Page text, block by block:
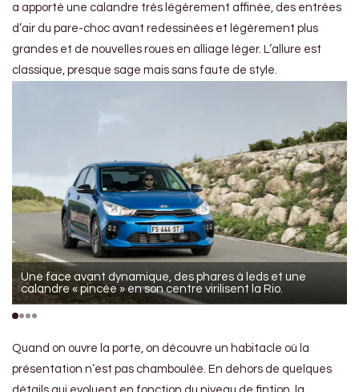
a apporté une calandre très légèrement affinée, des entrées
d’air du pare-choc avant redessinées et légèrement plus
grandes et de nouvelles roues en alliage léger. L’allure est
classique, presque sage mais sans faute de style.
Une face avant dynamique, des phares à leds et une
calandre « pincée » en son centre virilisent la Rio.
Quand on ouvre la porte, on découvre un habitacle où la
présentation n’est pas chamboulée. En dehors de quelques